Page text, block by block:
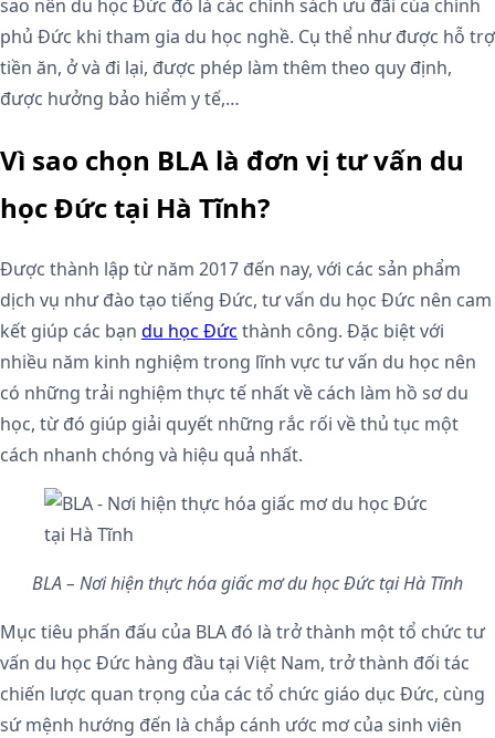
sao nên du học Đức đó là các chính sách ưu đãi của chính
phủ Đức khi tham gia du học nghề. Cụ thể như được hỗ trợ
tiền ăn, ở và đi lại, được phép làm thêm theo quy định,
được hưởng bảo hiểm y tế,…
Vì sao chọn BLA là đơn vị tư vấn du
học Đức tại Hà Tĩnh?
Được thành lập từ năm 2017 đến nay, với các sản phẩm
dịch vụ như đào tạo tiếng Đức, tư vấn du học Đức nên cam
kết giúp các bạn du học Đức thành công. Đặc biệt với
nhiều năm kinh nghiệm trong lĩnh vực tư vấn du học nên
có những trải nghiệm thực tế nhất về cách làm hồ sơ du
học, từ đó giúp giải quyết những rắc rối về thủ tục một
cách nhanh chóng và hiệu quả nhất.
BLA – Nơi hiện thực hóa giấc mơ du học Đức tại Hà Tĩnh
Mục tiêu phấn đấu của BLA đó là trở thành một tổ chức tư
vấn du học Đức hàng đầu tại Việt Nam, trở thành đối tác
chiến lược quan trọng của các tổ chức giáo dục Đức, cùng
sứ mệnh hướng đến là chắp cánh ước mơ của sinh viên